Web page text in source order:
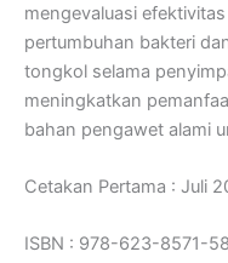
mengevaluasi
pertumbuhan bakteri
tongkol selama
meningkatkan
bahan pengawet alami
Cetakan Pertama : Juli
ISBN : 978-623-8571-